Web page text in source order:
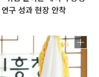
구 성과 현장 안착